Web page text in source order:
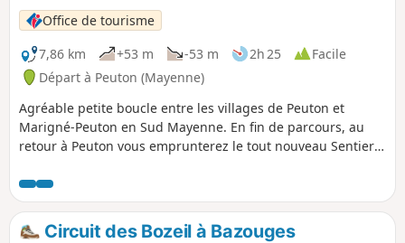
Office de tourisme
7,86 km
+53 m -53 m 2h 25
Facile
Départ à Peuton (Mayenne)
Agréable petite boucle entre les villages de Peuton et
Marigné-Peuton en Sud Mayenne. En fin de parcours, au
retour à Peuton vous emprunterez le tout nouveau Sentier
Circuit des Bozeil à Bazouges